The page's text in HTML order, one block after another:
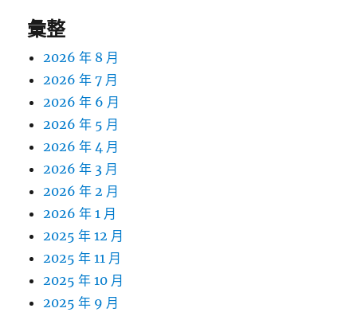
彙整
2026 年 8 月
2026 年 7 月
2026 年 6 月
2026 年 5 月
2026 年 4 月
2026 年 3 月
2026 年 2 月
2026 年 1 月
2025 年 12 月
2025 年 11 月
2025 年 10 月
2025 年 9 月